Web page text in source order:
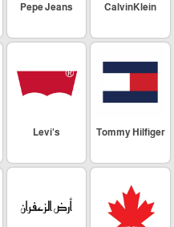
CalvinKlein
Pepe Jeans
Tommy Hilfiger
Levi's